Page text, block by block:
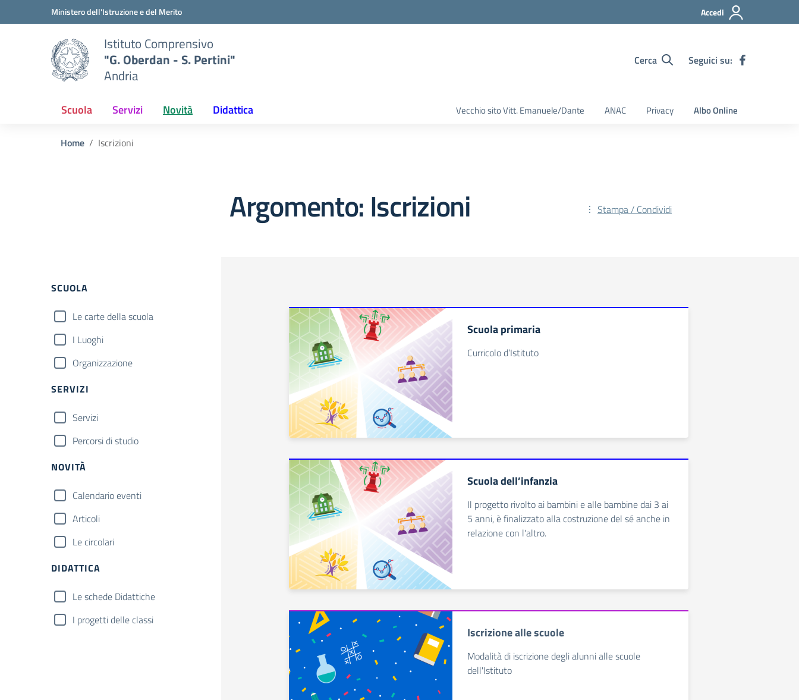
Vai ai contenuti
Vai al menu di navigazioneMinistero dell'Istruzione e del Merito Accedi
Istituto Comprensivo
"G. Oberdan - S. Pertini"
Andria
Cerca Seguici su:
Scuola Servizi Novità Didattica Vecchio sito Vitt. Emanuele/Dante ANAC Privacy Albo Online
Home Iscrizioni
Argomento: Iscrizioni Stampa / Condividi
SCUOLA
Le carte della scuola
I Luoghi
Organizzazione
SERVIZI
Servizi
Percorsi di studio
NOVITÀ
Calendario eventi
Articoli
Le circolari
DIDATTICA
Le schede Didattiche
I progetti delle classi
Scuola primaria
Curricolo d’Istituto
Scuola dell’infanzia
Il progetto rivolto ai bambini e alle bambine dai 3 ai
5 anni, è finalizzato alla costruzione del sé anche in
relazione con l'altro.
Iscrizione alle scuole
Modalità di iscrizione degli alunni alle scuole
dell'Istituto